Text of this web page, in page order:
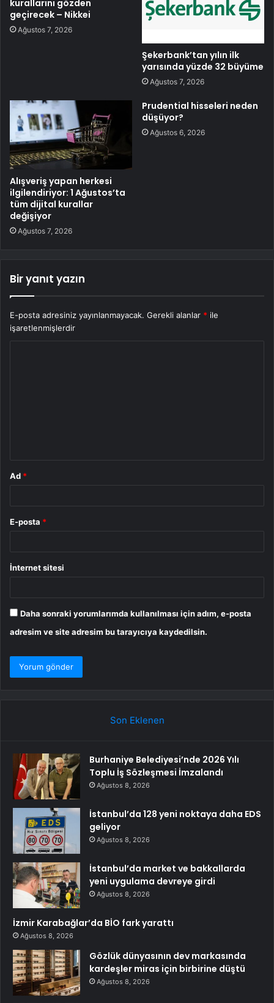
kurallarını gözden
geçirecek – Nikkei
Ağustos 7, 2026
Şekerbank’tan yılın ilk
yarısında yüzde 32 büyüme
Ağustos 7, 2026
Alışveriş yapan herkesi
ilgilendiriyor: 1 Ağustos’ta
tüm dijital kurallar
değişiyor
Ağustos 7, 2026
Prudential hisseleri neden
düşüyor?
Ağustos 6, 2026
Bir yanıt yazın
E-posta adresiniz yayınlanmayacak. Gerekli alanlar * ile
işaretlenmişlerdir
Ad *
E-posta *
İnternet sitesi
Daha sonraki yorumlarımda kullanılması için adım, e-posta
adresim ve site adresim bu tarayıcıya kaydedilsin.
Son Eklenen
Burhaniye Belediyesi’nde 2026 Yılı
Toplu İş Sözleşmesi İmzalandı
Ağustos 8, 2026
İstanbul’da 128 yeni noktaya daha EDS
geliyor
Ağustos 8, 2026
İstanbul’da market ve bakkallarda
yeni uygulama devreye girdi
Ağustos 8, 2026
İzmir Karabağlar’da BİO fark yarattı
Ağustos 8, 2026
Gözlük dünyasının dev markasında
kardeşler miras için birbirine düştü
Ağustos 8, 2026